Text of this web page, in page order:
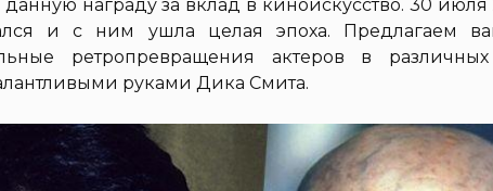
награду за вклад в киноискусство. 30 июля
и с ним ушла целая эпоха. Предлагаем
ретропревращения актеров в
руками Дика Смита.